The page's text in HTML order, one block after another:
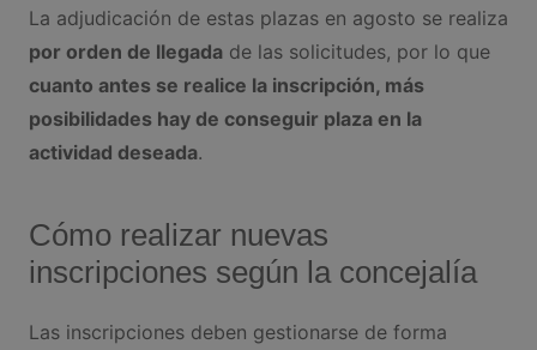
La adjudicación de estas plazas en agosto se realiza
por orden de llegadade las solicitudes, por lo que
cuanto antes se realice la inscripción, más
posibilidades hay de conseguir plaza en la
actividad deseada.
Cómo realizar nuevas
inscripciones según la concejalía
Las inscripciones deben gestionarse de forma